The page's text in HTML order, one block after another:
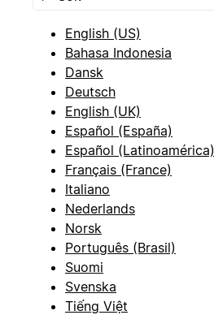
English (US)
Bahasa Indonesia
Dansk
Deutsch
English (UK)
Español (España)
Español (Latinoamérica)
Français (France)
Italiano
Nederlands
Norsk
Português (Brasil)
Suomi
Svenska
Tiếng Việt